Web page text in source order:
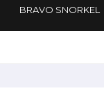
BRAVO SNORKEL